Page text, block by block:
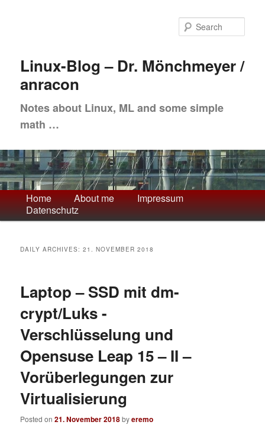
content
contentLinux-Blog – Dr. Mönchmeyer /
anracon
Notes about Linux, ML and some simple
math …
Main
menu
Home About me
Impressum
Datenschutz
DAILY ARCHIVES:21. NOVEMBER 2018
Laptop – SSD mit dm-
crypt/Luks -
Verschlüsselung und
Opensuse Leap 15 – II –
Vorüberlegungen zur
Virtualisierung
Posted on21. November 2018byeremo